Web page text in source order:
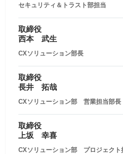
セキュリティ＆トラスト部担当
取締役
西本 武生
CXソリューション部長
取締役
長井 拓哉
CXソリューション部 営業担当部長
取締役
上坂 幸喜
CXソリューション部 プロジェクト